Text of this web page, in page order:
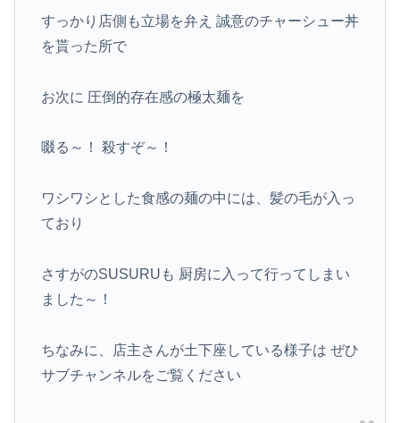
すっかり店側も立場を弁え 誠意のチャーシュー丼
を貰った所で
お次に 圧倒的存在感の極太麺を
啜る～！ 殺すぞ～！
ワシワシとした食感の麺の中には、髪の毛が入っ
ており
さすがのSUSURUも 厨房に入って行ってしまい
ました～！
ちなみに、店主さんが土下座している様子は ぜひ
サブチャンネルをご覧ください